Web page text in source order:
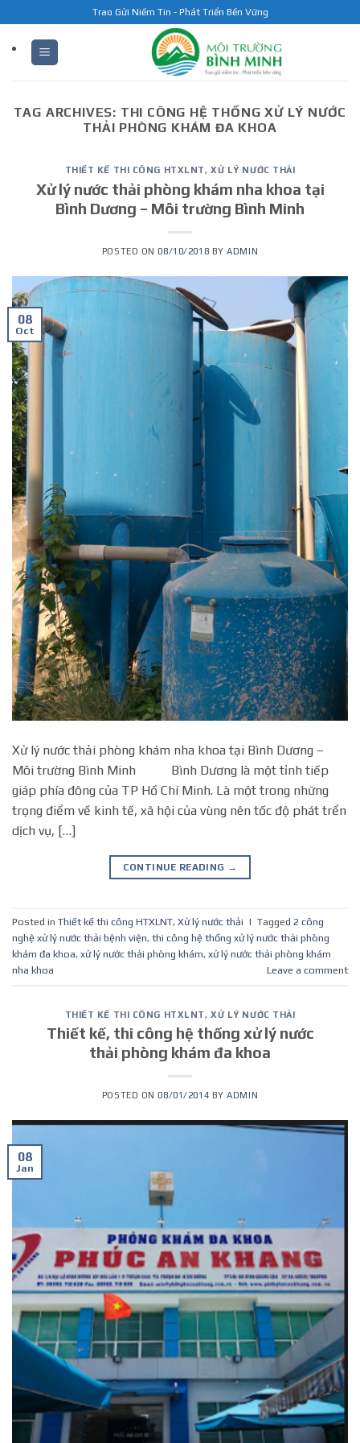
to
content
Trao Gửi Niềm Tin - Phát Triển Bền Vững
TAG ARCHIVES: THI CÔNG HỆ THỐNG XỬ LÝ NƯỚC
THẢI PHÒNG KHÁM ĐA KHOA
THIẾT KẾ THI CÔNG HTXLNT,XỬ LÝ NƯỚC THẢI
Xử lý nước thải phòng khám nha khoa tại
Bình Dương – Môi trường Bình Minh
POSTED ON 08/10/2018 BYADMIN
08
Oct
Xử lý nước thải phòng khám nha khoa tại Bình Dương –
Môi trường Bình Minh Bình Dương là một tỉnh tiếp
giáp phía đông của TP Hồ Chí Minh. Là một trong những
trọng điểm về kinh tế, xã hội của vùng nên tốc độ phát trển
dịch vụ, […]
CONTINUE READING →
Posted in Thiết kế thi công HTXLNT, Xử lý nước thải | Tagged 2 công
nghệ xử lý nước thải bệnh viện, thi công hệ thống xử lý nước thải phòng
khám đa khoa, xử lý nước thải phòng khám, xử lý nước thải phòng khám
nha khoa
Leave a comment
THIẾT KẾ THI CÔNG HTXLNT,XỬ LÝ NƯỚC THẢI
Thiết kế, thi công hệ thống xử lý nước
thải phòng khám đa khoa
POSTED ON 08/01/2014 BYADMIN
08
Jan